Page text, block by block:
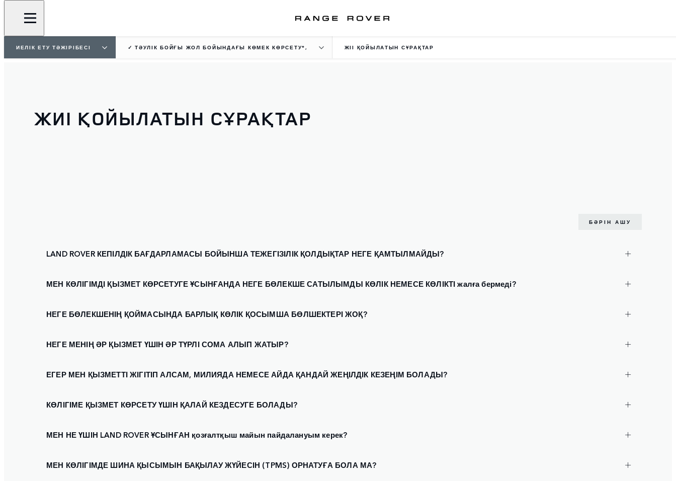
ИЕЛІК ЕТУ ТӘЖІРІБЕСІ ✓ ТӘУЛІК БОЙҒЫ ЖОЛ БОЙЫНДАҒЫ КӨМЕК КӨРСЕТУ*, ЖІІ ҚОЙЫЛАТЫН СҰРАҚТАР
ЖИІ ҚОЙЫЛАТЫН СҰРАҚТАР
БӘРІН АШУ
LAND ROVER КЕПІЛДІК БАҒДАРЛАМАСЫ БОЙЫНША ТЕЖЕГІЗІЛІК ҚОЛДЫҚТАР НЕГЕ ҚАМТЫЛМАЙДЫ?
МЕН КӨЛІГІМДІ ҚЫЗМЕТ КӨРСЕТУГЕ ҰСЫНҒАНДА НЕГЕ БӨЛЕКШЕ САТЫЛЫМДЫ КӨЛІК НЕМЕСЕ КӨЛІКТІ жалға бермеді?
НЕГЕ БӨЛЕКШЕНІҢ ҚОЙМАСЫНДА БАРЛЫҚ КӨЛІК ҚОСЫМША БӨЛШЕКТЕРІ ЖОҚ?
НЕГЕ МЕНІҢ ӘР ҚЫЗМЕТ ҮШІН ӘР ТҮРЛІ СОМА АЛЫП ЖАТЫР?
ЕГЕР МЕН ҚЫЗМЕТТІ ЖІГІТІП АЛСАМ, МИЛИЯДА НЕМЕСЕ АЙДА ҚАНДАЙ ЖЕҢІЛДІК КЕЗЕҢІМ БОЛАДЫ?
КӨЛІГІМЕ ҚЫЗМЕТ КӨРСЕТУ ҮШІН ҚАЛАЙ КЕЗДЕСУГЕ БОЛАДЫ?
МЕН НЕ ҮШІН LAND ROVER ҰСЫНҒАН қозғалтқыш майын пайдалануым керек?
МЕН КӨЛІГІМДЕ ШИНА ҚЫСЫМЫН БАҚЫЛАУ ЖҮЙЕСІН (TPMS) ОРНАТУҒА БОЛА МА?